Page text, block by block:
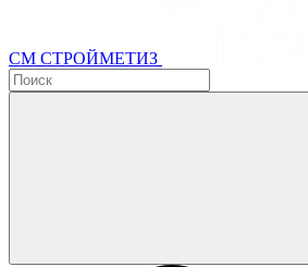
СМ СТРОЙМЕТИЗ